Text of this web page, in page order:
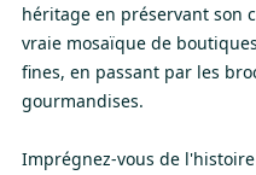
héritage en préservant son
vraie mosaïque de
fines, en passant par les
gourmandises.
Imprégnez-vous de